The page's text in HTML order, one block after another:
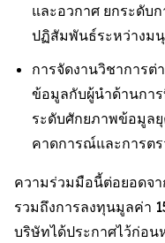
และอวกาศ ยกระดับ
ปฏิสัมพันธ์ระหว่างมนุ
การจัดงานวิชาการต่
ข้อมูลกับผู้นำด้านกา
ระดับศักยภาพข้อมูลยุ
คาดการณ์และการต
ความร่วมมือนี้ต่อยอดจ
รวมถึงการลงทุนมูลค่า
บริษัทได้ประกาศไว้ก่อน